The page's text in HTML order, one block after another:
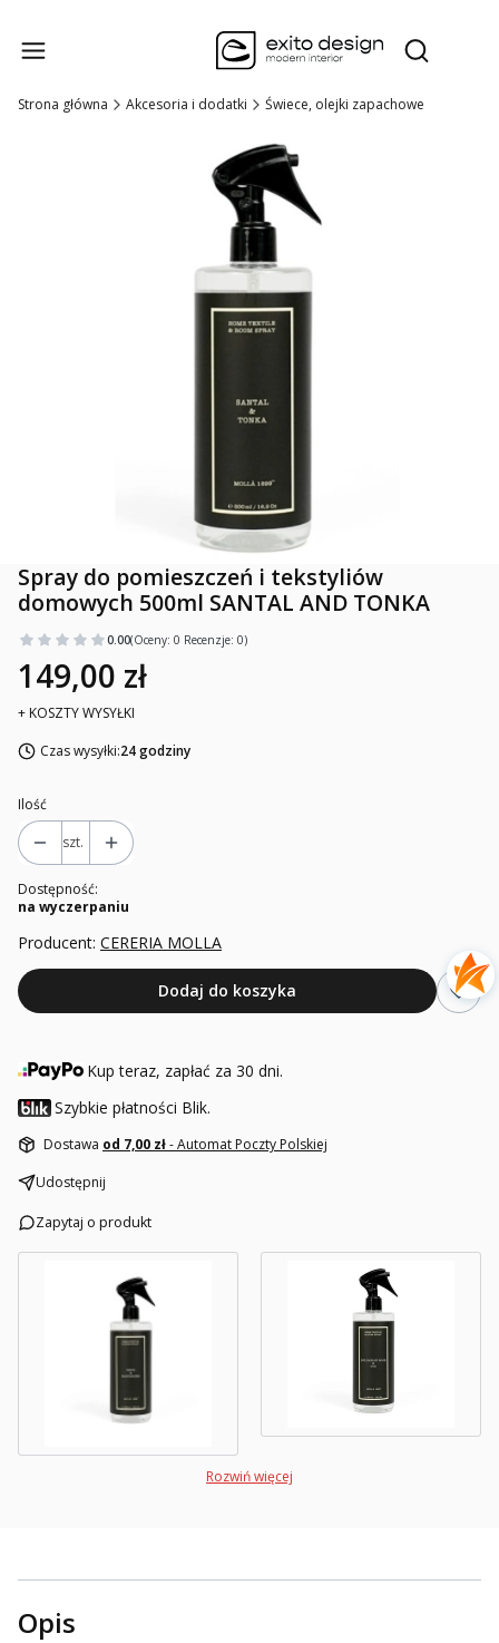
Otwórz
Strona główna Akcesoria i dodatki Świece, olejki zapachowe
Spray do pomieszczeń i tekstyliów
domowych 500ml SANTAL AND TONKA
0.00(Oceny: 0 Recenzje: 0)
149,00 zł
+ KOSZTY WYSYŁKI
Czas wysyłki:24 godziny
Ilość
szt.
Dostępność:
na wyczerpaniu
Producent: CERERIA MOLLA
Dodaj do koszyka
Kup teraz, zapłać za 30 dni.
Szybkie płatności Blik.
Dostawa od 7,00 zł- Automat Poczty Polskiej
Udostępnij
Zapytaj o produkt
Rozwiń więcej
Opis